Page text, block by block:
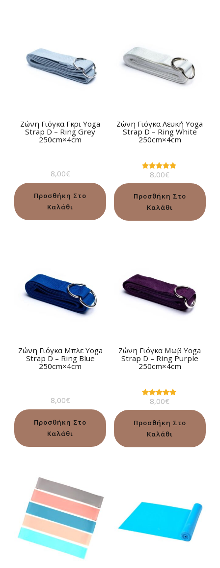
Ζώνη Γιόγκα Γκρι Yoga
Strap D – Ring Grey
250cm×4cm
8,00€
Προσθήκη Στο
Καλάθι
Ζώνη Γιόγκα Λευκή Yoga
Strap D – Ring White
250cm×4cm
Βαθμολογήθηκε
από 5
8,00€
Προσθήκη Στο
Καλάθι
Ζώνη Γιόγκα Μπλε Yoga
Strap D – Ring Blue
250cm×4cm
8,00€
Προσθήκη Στο
Καλάθι
Ζώνη Γιόγκα Μωβ Yoga
Strap D – Ring Purple
250cm×4cm
Βαθμολογήθηκε
από 5
8,00€
Προσθήκη Στο
Καλάθι